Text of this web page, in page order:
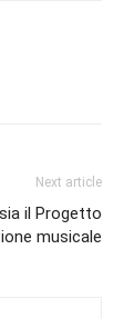
Next article
il Progetto
musicale